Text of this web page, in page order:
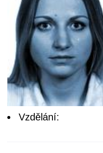
Vzdělání: